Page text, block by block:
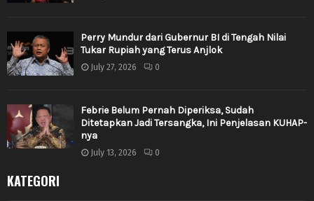
Perry Mundur dari Gubernur BI di Tengah Nilai
Tukar Rupiah yang Terus Anjlok
July 27, 2026 0
Febrie Belum Pernah Diperiksa, Sudah
Ditetapkan Jadi Tersangka, Ini Penjelasan KUHAP-
nya
July 13, 2026 0
KATEGORI